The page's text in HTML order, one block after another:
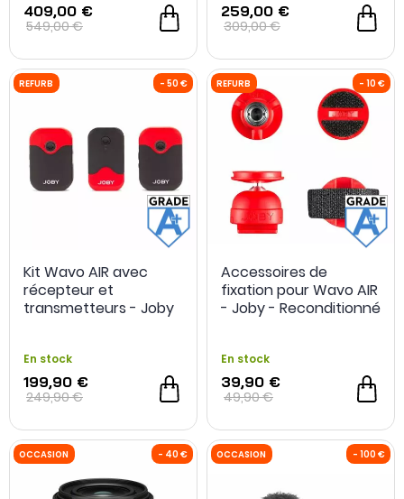
- 100 € OCCASION
409,00 €
549,00 €
259,00 €
309,00 €
Kit Wavo AIR avec
récepteur et
transmetteurs - Joby
En stock
199,90 €
249,90 €
Accessoires de
fixation pour Wavo AIR
- Joby - Reconditionné
En stock
39,90 €
49,90 €